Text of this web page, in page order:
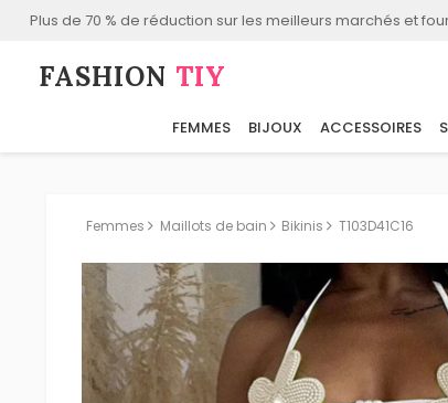
Plus de 70 % de réduction sur les meilleurs marchés et
FASHION⁠ TIY
FEMMES BIJOUX ACCESSOIRES
Femmes Maillots de bain Bikinis T103D41C16